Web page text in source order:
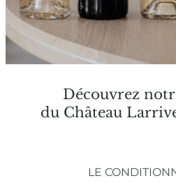
Découvrez
du Château
LE